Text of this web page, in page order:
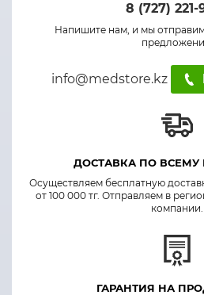
8 (727) 221-
Напишите нам, и мы
info@medstore.kz
ДОСТАВКА ПО ВСЕМУ
Осуществляем бесплатную
от 100 000 тг. Отправляем в
компании.
ГАРАНТИЯ НА